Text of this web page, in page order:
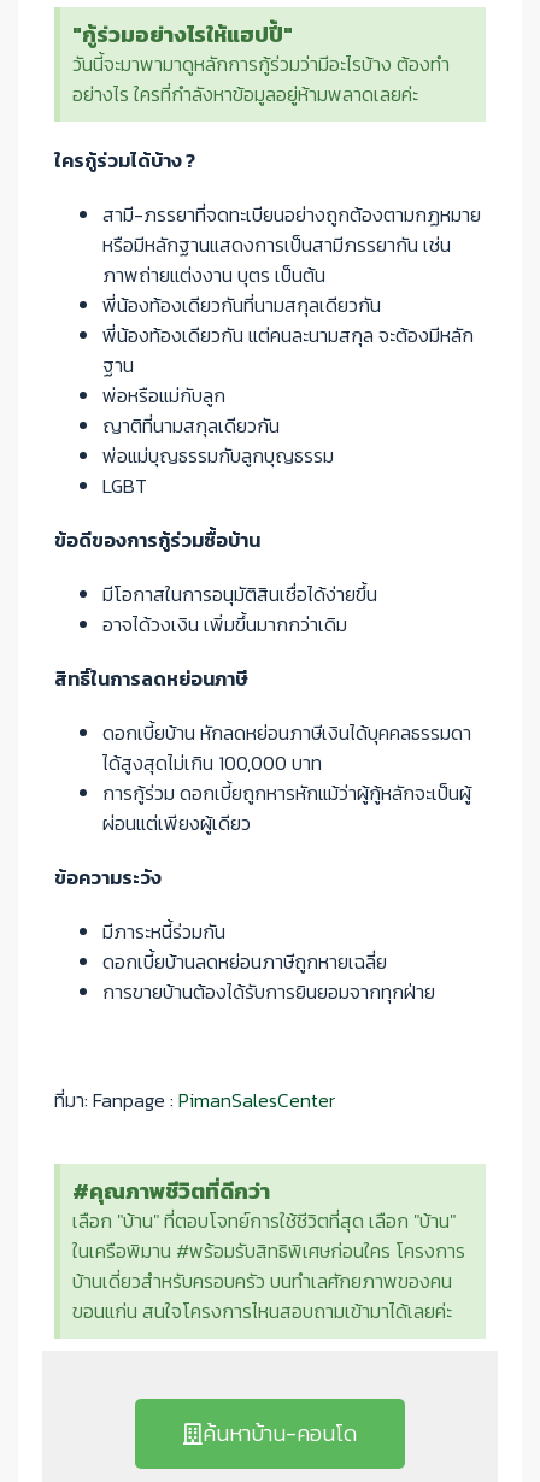
"กู้ร่วมอย่างไรให้แฮปปี้"
วันนี้จะมาพามาดูหลักการกู้ร่วมว่ามีอะไรบ้าง ต้องทำ
อย่างไร ใครที่กำลังหาข้อมูลอยู่ห้ามพลาดเลยค่ะ
ใครกู้ร่วมได้บ้าง ?
สามี-ภรรยาที่จดทะเบียนอย่างถูกต้องตามกฏหมาย
หรือมีหลักฐานแสดงการเป็นสามีภรรยากัน เช่น
ภาพถ่ายแต่งงาน บุตร เป็นต้น
พี่น้องท้องเดียวกันที่นามสกุลเดียวกัน
พี่น้องท้องเดียวกัน แต่คนละนามสกุล จะต้องมีหลัก
ฐาน
พ่อหรือแม่กับลูก
ญาติที่นามสกุลเดียวกัน
พ่อแม่บุญธรรมกับลูกบุญธรรม
LGBT
ข้อดีของการกู้ร่วมซื้อบ้าน
มีโอกาสในการอนุมัติสินเชื่อได้ง่ายขึ้น
อาจได้วงเงิน เพิ่มขึ้นมากกว่าเดิม
สิทธิ์ในการลดหย่อนภาษี
ดอกเบี้ยบ้าน หักลดหย่อนภาษีเงินได้บุคคลธรรมดา
ได้สูงสุดไม่เกิน 100,000 บาท
การกู้ร่วม ดอกเบี้ยถูกหารหักแม้ว่าผู้กู้หลักจะเป็นผู้
ผ่อนแต่เพียงผู้เดียว
ข้อความระวัง
มีภาระหนี้ร่วมกัน
ดอกเบี้ยบ้านลดหย่อนภาษีถูกหายเฉลี่ย
การขายบ้านต้องได้รับการยินยอมจากทุกฝ่าย
ที่มา: Fanpage : PimanSalesCenter
#คุณภาพชีวิตที่ดีกว่า
เลือก "บ้าน" ที่ตอบโจทย์การใช้ชีวิตที่สุด เลือก "บ้าน"
ในเครือพิมาน #พร้อมรับสิทธิพิเศษก่อนใคร โครงการ
บ้านเดี่ยวสำหรับครอบครัว บนทำเลศักยภาพของคน
ขอนแก่น สนใจโครงการไหนสอบถามเข้ามาได้เลยค่ะ
ค้นหาบ้าน-คอนโด